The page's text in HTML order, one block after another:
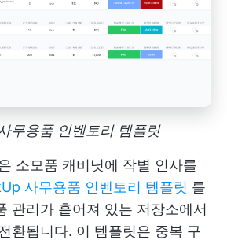
무용품 인벤토리 템플릿
소모품 캐비닛에 작별 인사를
사무용품 인벤토리 템플릿 를
관리가 흩어져 있는 저장소에서
환됩니다. 이 템플릿은 중복 구